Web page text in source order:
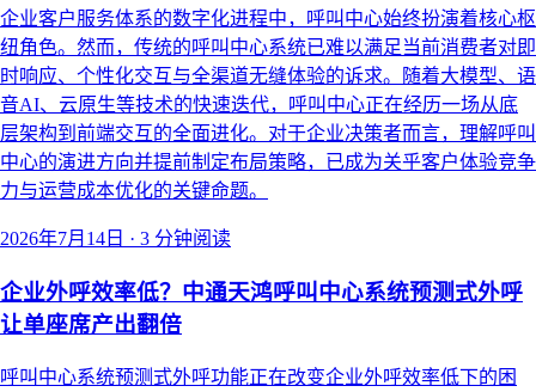
企业客户服务体系的数字化进程中，呼叫中心始终扮演着核心枢
纽角色。然而，传统的呼叫中心系统已难以满足当前消费者对即
时响应、个性化交互与全渠道无缝体验的诉求。随着大模型、语
音AI、云原生等技术的快速迭代，呼叫中心正在经历一场从底
层架构到前端交互的全面进化。对于企业决策者而言，理解呼叫
中心的演进方向并提前制定布局策略，已成为关乎客户体验竞争
力与运营成本优化的关键命题。
2026年7月14日 · 3 分钟阅读
企业外呼效率低？中通天鸿呼叫中心系统预测式外呼
让单座席产出翻倍
呼叫中心系统预测式外呼功能正在改变企业外呼效率低下的困